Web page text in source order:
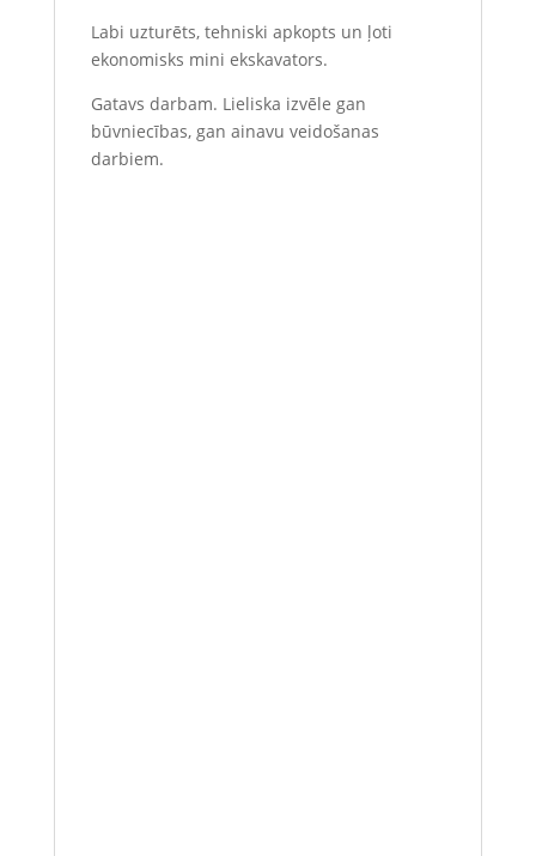
Labi uzturēts, tehniski apkopts un ļoti
ekonomisks mini ekskavators.
Gatavs darbam. Lieliska izvēle gan
būvniecības, gan ainavu veidošanas
darbiem.